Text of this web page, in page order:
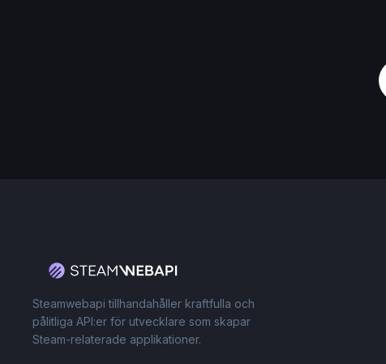
Steamwebapi tillhandahåller kraftfulla och
pålitliga API:er för utvecklare som skapar
Steam-relaterade applikationer.